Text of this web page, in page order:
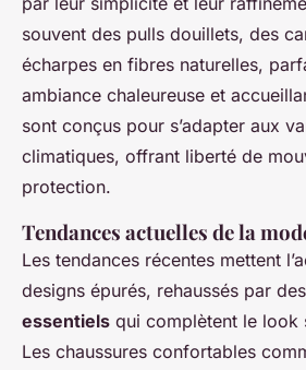
souvent des pulls douillets, des
écharpes en fibres naturelles,
ambiance chaleureuse et
sont conçus pour s’adapter aux
climatiques, offrant liberté de
protection.
Tendances actuelles de la
Les tendances récentes mettent
designs épurés, rehaussés par
essentiels qui complètent le look
Les chaussures confortables